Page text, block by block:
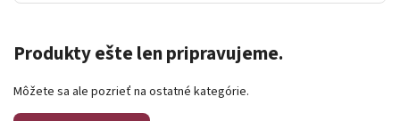
Produkty ešte len pripravujeme.
Môžete sa ale pozrieť na ostatné kategórie.